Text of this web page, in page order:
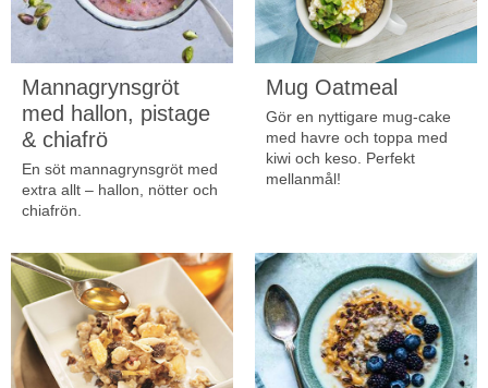
Mannagrynsgröt
med hallon, pistage
& chiafrö
En söt mannagrynsgröt med
extra allt – hallon, nötter och
chiafrön.
Mug Oatmeal
Gör en nyttigare mug-cake
med havre och toppa med
kiwi och keso. Perfekt
mellanmål!